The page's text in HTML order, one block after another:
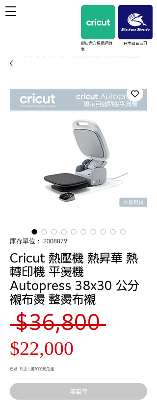
cricut / EchoTech / Prinker 台灣授權經銷｜教學與維護支援
蝦皮官方授權經銷
商
日本超音波刀
庫存單位： 2008879
Cricut 熱壓機 熱昇華 熱
轉印機 平燙機
Autopress 38x30 公分
襯布燙 整燙布襯
$36,800 一
格
$22,000
價
已含 稅金 滿3000元免運
無庫存